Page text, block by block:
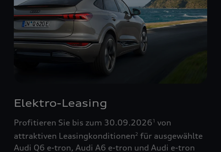
Elektro-Leasing
Profitieren Sie bis zum 30.09.20261 von
attraktiven Leasingkonditionen2 für ausgewählte
Audi Q6 e-tron, Audi A6 e-tron und Audi e-tron